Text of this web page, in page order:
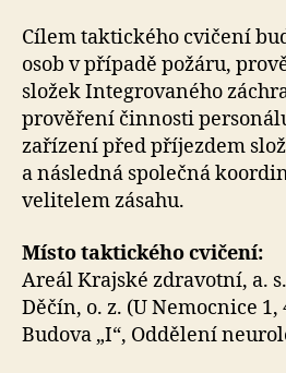
Cílem taktického cvičení
osob v případě požáru,
složek Integrovaného
prověření činnosti
zařízení před příjezdem
a následná společná
velitelem zásahu.
Místo taktického cvičení:
Areál Krajské zdravotní, a.
Děčín, o. z. (U Nemocnice 1,
Budova „I“, Oddělení